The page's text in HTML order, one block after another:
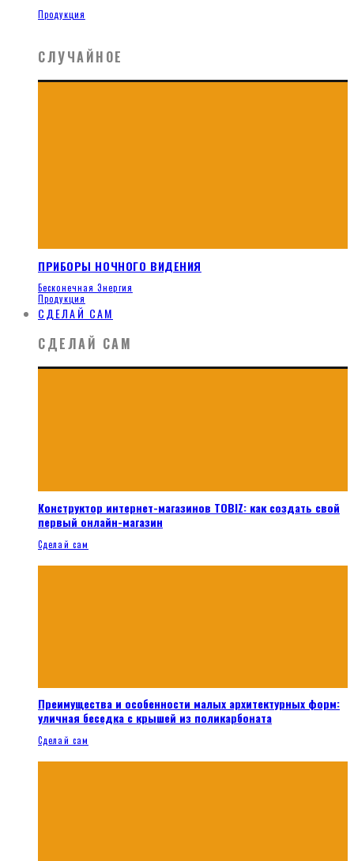
Продукция
СЛУЧАЙНОЕ
ПРИБОРЫ НОЧНОГО ВИДЕНИЯ
Бесконечная Энергия
Продукция
СДЕЛАЙ САМ
СДЕЛАЙ САМ
Конструктор интернет-магазинов TOBIZ: как создать свой
первый онлайн-магазин
Сделай сам
Преимущества и особенности малых архитектурных форм:
уличная беседка с крышей из поликарбоната
Сделай сам